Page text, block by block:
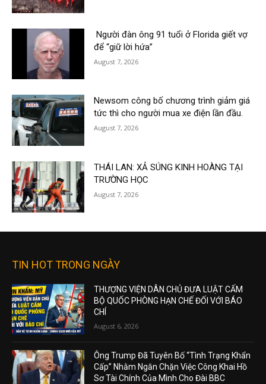
Người đàn ông 91 tuổi ở Florida giết vợ
để “giữ lời hứa”
August 7, 2026
Newsom công bố chương trình giảm giá
tức thì cho người mua xe điện lần đầu.
August 7, 2026
THÁI LAN: XẢ SÚNG KINH HOÀNG TẠI
TRƯỜNG HỌC
August 7, 2026
TIN HOT TRONG NGÀY
THƯỢNG VIỆN DÂN CHỦ ĐƯA LUẬT CẤM
BỘ QUỐC PHÒNG HẠN CHẾ ĐỐI VỚI BÁO
CHÍ
August 6, 2026
Ông Trump Đã Tuyên Bố “Tình Trạng Khẩn
Cấp” Nhằm Ngăn Chặn Việc Công Khai Hồ
Sơ Tài Chính Của Mình Cho Đài BBC